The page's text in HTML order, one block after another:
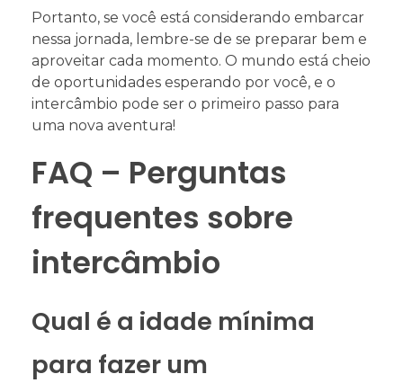
Portanto, se você está considerando embarcar
nessa jornada, lembre-se de se preparar bem e
aproveitar cada momento. O mundo está cheio
de oportunidades esperando por você, e o
intercâmbio pode ser o primeiro passo para
uma nova aventura!
FAQ – Perguntas
frequentes sobre
intercâmbio
Qual é a idade mínima
para fazer um